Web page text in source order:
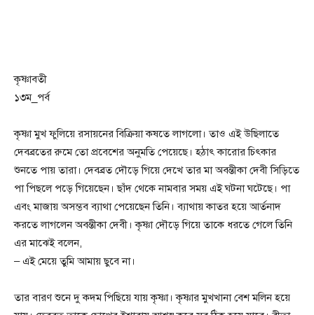
কৃষ্ণাবতী
১৩ম_পর্ব
কৃষ্ণা মুখ ফুলিয়ে রসায়নের বিক্রিয়া কষতে লাগলো। তাও এই উছিলাতে
দেবব্রতের রুমে তো প্রবেশের অনুমতি পেয়েছে। হঠাৎ কারোর চিৎকার
শুনতে পায় তারা। দেবব্রত দৌড়ে গিয়ে দেখে তার মা অবন্তীকা দেবী সিড়িতে
পা পিছলে পড়ে গিয়েছেন। ছাঁদ থেকে নামবার সময় এই ঘটনা ঘটেছে। পা
এবং মাজায় অসম্ভব ব্যাথা পেয়েছেন তিনি। ব্যাথায় কাতর হয়ে আর্তনাদ
করতে লাগলেন অবন্তীকা দেবী। কৃষ্ণা দৌড়ে গিয়ে তাকে ধরতে গেলে তিনি
এর মাঝেই বলেন,
– এই মেয়ে তুমি আমায় ছুবে না।
তার বারণ শুনে দু কদম পিছিয়ে যায় কৃষ্ণা। কৃষ্ণার মুখখানা বেশ মলিন হয়ে